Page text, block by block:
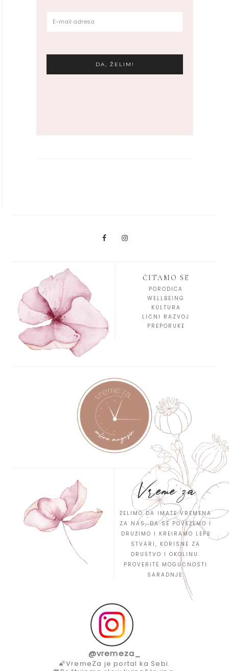
ČITAMO SE
PORODICA
WELLBEING
KULTURA
LIČNI RAZVOJ
PREPORUKE
Vreme za
ŽELIMO DA IMATE VREMENA
ZA NAS, DA SE POVEŽEMO I
DRUŽIMO I KREIRAMO LEPE
STVARI, KORISNE ZA
DRUŠTVO I OKOLINU.
PROVERITE MOGUĆNOSTI
SARADNJE.
@vremeza_
🌠VremeZa je portal ka Sebi.